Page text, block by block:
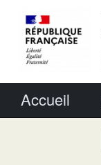
Accueil